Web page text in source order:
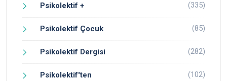
Psikolektif + (335)
Psikolektif Çocuk (85)
Psikolektif Dergisi (282)
Psikolektif'ten (102)